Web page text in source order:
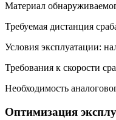
Материал
Требуемая дистанция
Условия эксплуатации:
Требования к скорости
Необходимость
Оптимизация